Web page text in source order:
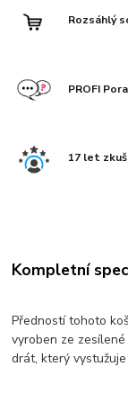
Rozsáhlý
PROFI
17 let
Kompletní
Předností tohoto
vyroben ze
drát, který